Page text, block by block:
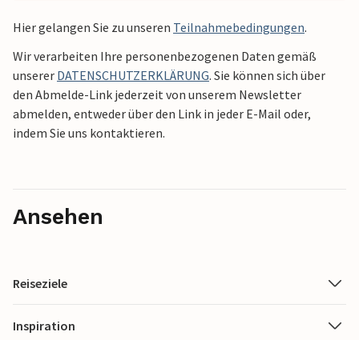
Hier gelangen Sie zu unseren Teilnahmebedingungen.
Wir verarbeiten Ihre personenbezogenen Daten gemäß
unserer DATENSCHUTZERKLÄRUNG. Sie können sich über
den Abmelde-Link jederzeit von unserem Newsletter
abmelden, entweder über den Link in jeder E-Mail oder,
indem Sie uns kontaktieren.
Ansehen
Reiseziele
Inspiration